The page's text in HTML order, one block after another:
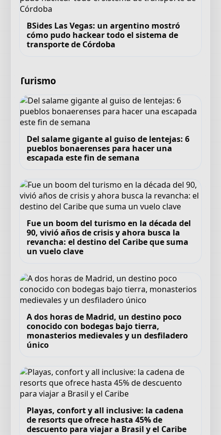
BSides Las Vegas: un argentino mostró
cómo pudo hackear todo el sistema de
transporte de Córdoba
Turismo
Del salame gigante al guiso de lentejas: 6
pueblos bonaerenses para hacer una
escapada este fin de semana
Fue un boom del turismo en la década del
90, vivió años de crisis y ahora busca la
revancha: el destino del Caribe que suma
un vuelo clave
A dos horas de Madrid, un destino poco
conocido con bodegas bajo tierra,
monasterios medievales y un desfiladero
único
Playas, confort y all inclusive: la cadena
de resorts que ofrece hasta 45% de
descuento para viajar a Brasil y el Caribe